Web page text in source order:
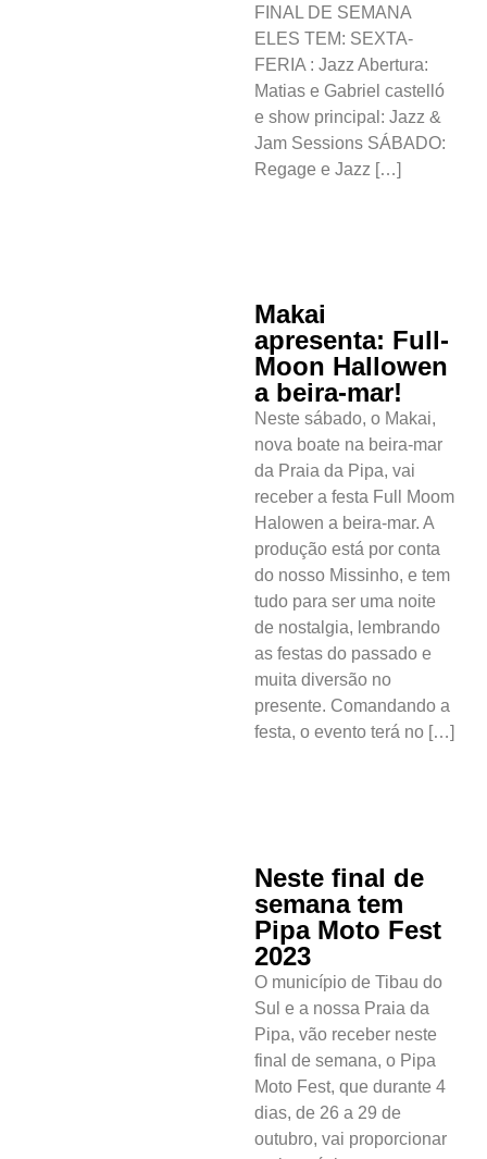
FINAL DE SEMANA
ELES TEM: SEXTA-
FERIA : Jazz Abertura:
Matias e Gabriel castelló
e show principal: Jazz &
Jam Sessions SÁBADO:
Regage e Jazz […]
Makai
apresenta: Full-
Moon Hallowen
a beira-mar!
Neste sábado, o Makai,
nova boate na beira-mar
da Praia da Pipa, vai
receber a festa Full Moom
Halowen a beira-mar. A
produção está por conta
do nosso Missinho, e tem
tudo para ser uma noite
de nostalgia, lembrando
as festas do passado e
muita diversão no
presente. Comandando a
festa, o evento terá no […]
Neste final de
semana tem
Pipa Moto Fest
2023
O município de Tibau do
Sul e a nossa Praia da
Pipa, vão receber neste
final de semana, o Pipa
Moto Fest, que durante 4
dias, de 26 a 29 de
outubro, vai proporcionar